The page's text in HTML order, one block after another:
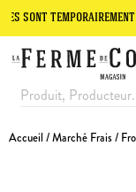
Accueil /Marché Frais/